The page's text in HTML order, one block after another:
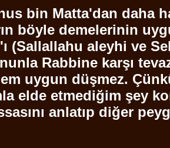
bin Matta'dan daha
böyle demelerinin
(Sallallahu aleyhi ve
Rabbine karşı
uygun düşmez.
elde etmediğim şey
anlatıp diğer